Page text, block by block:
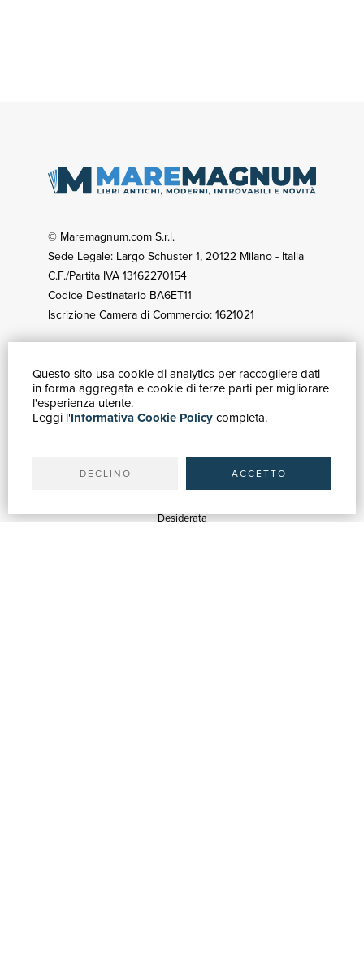
Questo sito usa cookie di analytics per raccogliere dati
in forma aggregata e cookie di terze parti per migliorare
l'esperienza utente.
Leggi l'Informativa Cookie Policycompleta.
DECLINO ACCETTO
© Maremagnum.com S.r.l.
Sede Legale: Largo Schuster 1, 20122 Milano - Italia
C.F./Partita IVA 13162270154
Codice Destinatario BA6ET11
Iscrizione Camera di Commercio: 1621021
GUIDA ACQUISTI
Catalogo
Ricerca avanzata
Spedizioni
Desiderata